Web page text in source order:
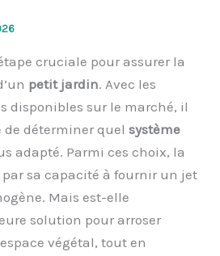
cruciale pour assurer la
petit jardin. Avec les
disponibles sur le marché, il
de déterminer quelsystème
adapté. Parmi ces choix, la
sa capacité à fournir un jet
Mais est-elle
solution pour arroser
végétal, tout en